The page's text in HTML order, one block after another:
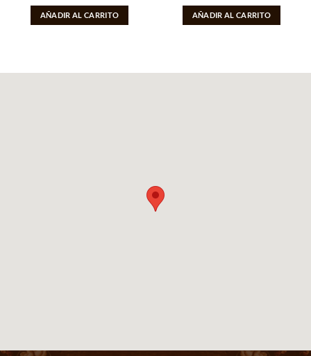
AÑADIR AL CARRITO AÑADIR AL CARRITO